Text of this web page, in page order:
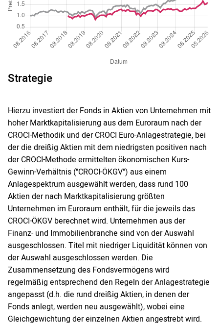
Strategie
Hierzu investiert der Fonds in Aktien von Unternehmen mit
hoher Marktkapitalisierung aus dem Euroraum nach der
CROCI-Methodik und der CROCI Euro-Anlagestrategie, bei
der die dreißig Aktien mit dem niedrigsten positiven nach
der CROCI-Methode ermittelten ökonomischen Kurs-
Gewinn-Verhältnis ("CROCI-ÖKGV") aus einem
Anlagespektrum ausgewählt werden, dass rund 100
Aktien der nach Marktkapitalisierung größten
Unternehmen im Euroraum enthält, für die jeweils das
CROCI-ÖKGV berechnet wird. Unternehmen aus der
Finanz- und Immobilienbranche sind von der Auswahl
ausgeschlossen. Titel mit niedriger Liquidität können von
der Auswahl ausgeschlossen werden. Die
Zusammensetzung des Fondsvermögens wird
regelmäßig entsprechend den Regeln der Anlagestrategie
angepasst (d.h. die rund dreißig Aktien, in denen der
Fonds anlegt, werden neu ausgewählt), wobei eine
Gleichgewichtung der einzelnen Aktien angestrebt wird.